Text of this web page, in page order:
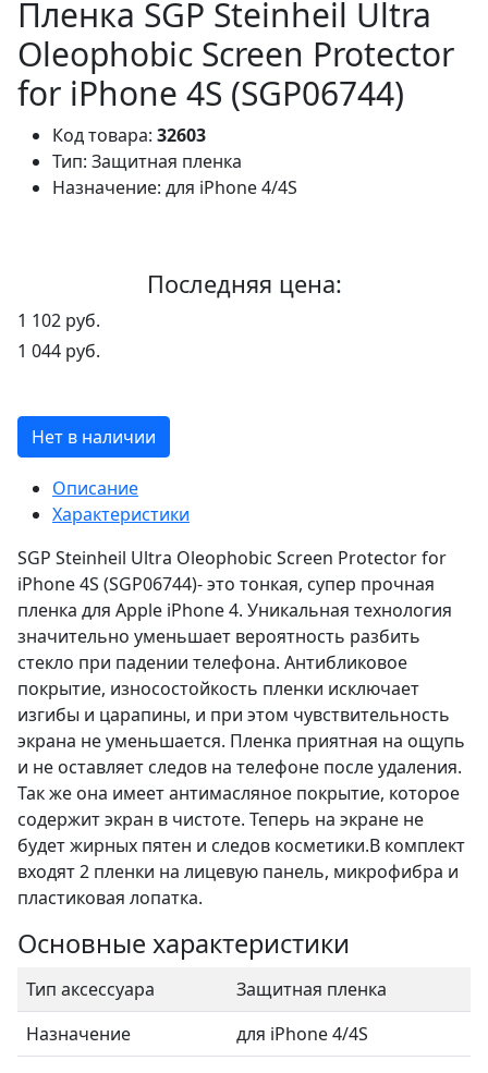
Пленка SGP Steinheil Ultra
Oleophobic Screen Protector
for iPhone 4S (SGP06744)
Код товара: 32603
Тип: Защитная пленка
Назначение: для iPhone 4/4S
Последняя цена:
1 102 руб.
1 044 руб.
Нет в наличии
Описание
Характеристики
SGP Steinheil Ultra Oleophobic Screen Protector for
iPhone 4S (SGP06744)- это тонкая, супер прочная
пленка для Apple iPhone 4. Уникальная технология
значительно уменьшает вероятность разбить
стекло при падении телефона. Антибликовое
покрытие, износостойкость пленки исключает
изгибы и царапины, и при этом чувствительность
экрана не уменьшается. Пленка приятная на ощупь
и не оставляет следов на телефоне после удаления.
Так же она имеет антимасляное покрытие, которое
содержит экран в чистоте. Теперь на экране не
будет жирных пятен и следов косметики.В комплект
входят 2 пленки на лицевую панель, микрофибра и
пластиковая лопатка.
Основные характеристики
Тип аксессуара
Защитная пленка
Назначение
для iPhone 4/4S